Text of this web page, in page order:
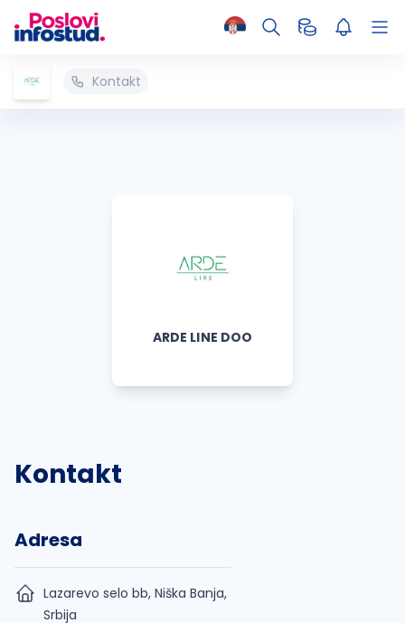
Kontakt
ARDE LINE DOO
Kontakt
Adresa
Lazarevo selo bb, Niška Banja,
Srbija